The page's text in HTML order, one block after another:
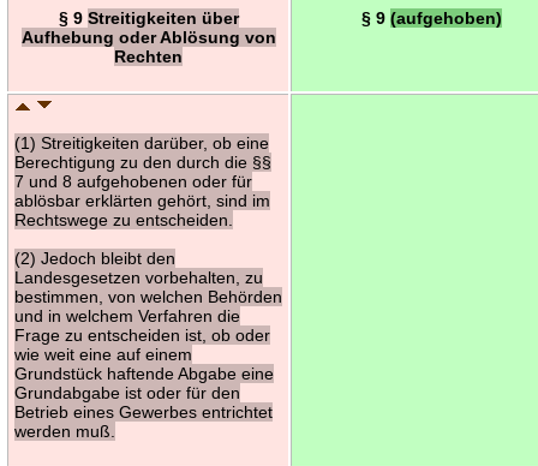
§ 9 Streitigkeiten über
Aufhebung oder Ablösung von
Rechten
§ 9(aufgehoben)
(1) Streitigkeiten darüber, ob eine
Berechtigung zu den durch die §§
7 und 8 aufgehobenen oder für
ablösbar erklärten gehört, sind im
Rechtswege zu entscheiden.
(2) Jedoch bleibt den
Landesgesetzen vorbehalten, zu
bestimmen, von welchen Behörden
und in welchem Verfahren die
Frage zu entscheiden ist, ob oder
wie weit eine auf einem
Grundstück haftende Abgabe eine
Grundabgabe ist oder für den
Betrieb eines Gewerbes entrichtet
werden muß.